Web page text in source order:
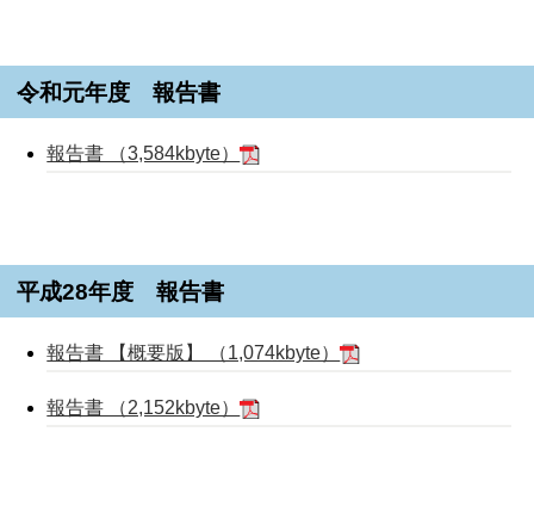
令和元年度 報告書
報告書 （3,584kbyte）
平成28年度 報告書
報告書 【概要版】 （1,074kbyte）
報告書 （2,152kbyte）